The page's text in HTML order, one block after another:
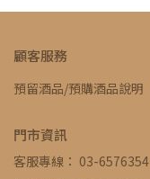
顧客服務
預留酒品/預購酒品說明
門市資訊
客服專線： 03-6576354